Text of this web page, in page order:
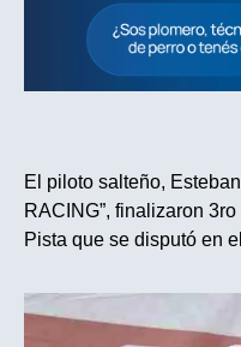
El piloto salteño,
RACING”, finalizaron
Pista que se disputó en